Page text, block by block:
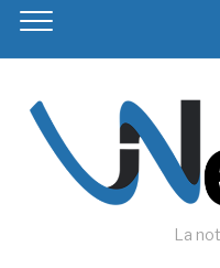
La